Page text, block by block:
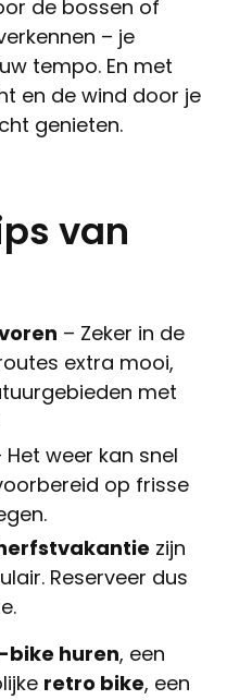
de bossen of
– je
tempo. En met
en de wind door je
genieten.
van
– Zeker in de
extra mooi,
met
Het weer kan snel
op frisse
zijn
Reserveer dus
bike huren, een
retro bike, een